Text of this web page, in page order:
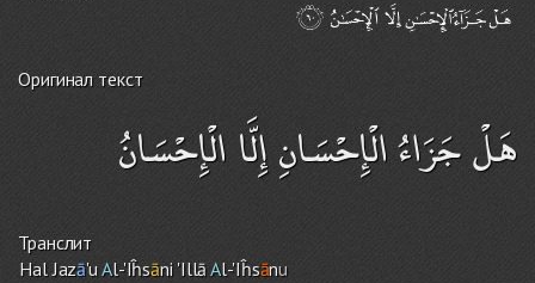
Оригинал текст
هَلْ جَزَاءُ الْإِحْسَانِ إِلَّا الْإِحْسَانُ
Транслит
Hal Jazā'uAl-'Iĥsāni 'IllāAl-'Iĥsānu